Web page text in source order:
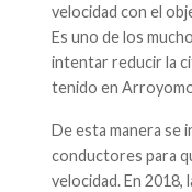
velocidad con el
Es uno de los
intentar reducir la
tenido en
De esta manera se
conductores para
velocidad. En